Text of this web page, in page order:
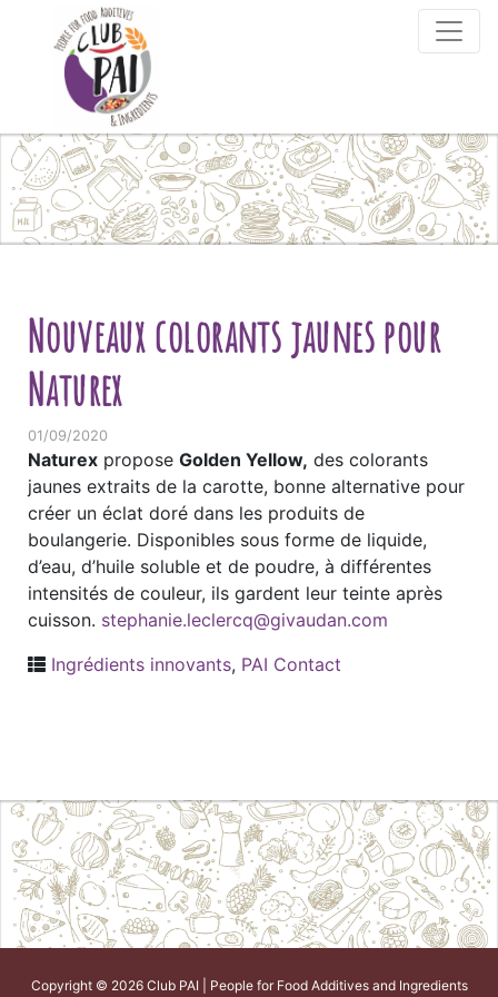
Skip to content
Nouveaux colorants jaunes pour
Naturex
01/09/2020
Naturex propose Golden Yellow, des colorants
jaunes extraits de la carotte, bonne alternative pour
créer un éclat doré dans les produits de
boulangerie. Disponibles sous forme de liquide,
d’eau, d’huile soluble et de poudre, à différentes
intensités de couleur, ils gardent leur teinte après
cuisson. stephanie.leclercq@givaudan.com
Ingrédients innovants, PAI Contact
Copyright © 2026 Club PAI | People for Food Additives and Ingredients